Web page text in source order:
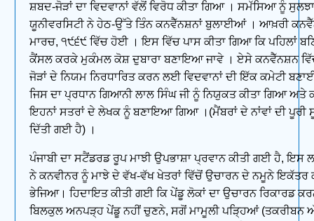
ਸ਼ਬਦ-ਜੋੜਾਂ ਦਾ ਵਿਦਵਾਨਾਂ ਵੱਲੋਂ ਵਿਰੋਧ ਕੀਤਾ ਗਿਆ । ਸਮੱਸਿਆ ਨੂੰ
ਯੂਨੀਵਰਸਿਟੀ ਨੇ ਹੇਠ-ਉੱਤੇ ਤਿੰਨ ਕਨਵੈੱਨਸ਼ਨਾਂ ਬੁਲਾਈਆਂ । ਆਖ਼ਰੀ
ਮਾਰਚ, ੧੯੬੯ ਵਿੱਚ ਹੋਈ । ਇਸ ਵਿੱਚ ਪਾਸ ਕੀਤਾ ਗਿਆ ਕਿ ਪਹਿਲਾਂ
ਕੈਂਸਲ ਕਰਕੇ ਮੁਕੰਮਲ ਕੋਸ਼ ਦੁਬਾਰਾ ਬਣਾਇਆ ਜਾਵੇ । ਏਸੇ ਕਨਵੈੱਨਸ਼ਨ
ਜੋੜਾਂ ਦੇ ਨਿਯਮ ਨਿਰਧਾਰਿਤ ਕਰਨ ਲਈ ਵਿਦਵਾਨਾਂ ਦੀ ਇੱਕ ਕਮੇਟੀ
ਜਿਸ ਦਾ ਪ੍ਰਧਾਨ ਗਿਆਨੀ ਲਾਲ ਸਿੰਘ ਜੀ ਨੂੰ ਨਿਯੁਕਤ ਕੀਤਾ ਗਿਆ ਅਤੇ
ਇਹਨਾਂ ਸਤਰਾਂ ਦੇ ਲੇਖਕ ਨੂੰ ਬਣਾਇਆ ਗਿਆ ।(ਮੈਂਬਰਾਂ ਦੇ ਨਾਂਵਾਂ ਦੀ ਪੂਰੀ
ਦਿੱਤੀ ਗਈ ਹੈ) ।
ਪੰਜਾਬੀ ਦਾ ਸਟੈਂਡਰਡ ਰੂਪ ਮਾਝੀ ਉਪਭਾਸ਼ਾ ਪ੍ਰਵਾਨ ਕੀਤੀ ਗਈ ਹੈ, ਇਸ
ਨੇ ਕਨਵੀਨਰ ਨੂੰ ਮਾਝੇ ਦੇ ਵੱਖ-ਵੱਖ ਖੇਤਰਾਂ ਵਿੱਚੋਂ ਉਚਾਰਨ ਦੇ ਨਮੂਨੇ ਇਕੱਤਰ
ਭੇਜਿਆ। ਹਿਦਾਇਤ ਕੀਤੀ ਗਈ ਕਿ ਪੇਂਡੂ ਲੋਕਾਂ ਦਾ ਉਚਾਰਨ ਰਿਕਾਰਡ
ਬਿਲਕੁਲ ਅਨਪੜ੍ਹ ਪੇਂਡੂ ਨਹੀਂ ਚੁਣਨੇ, ਸਗੋਂ ਮਾਮੂਲੀ ਪੜ੍ਹਿਆਂ (ਤਕਰੀਬਨ